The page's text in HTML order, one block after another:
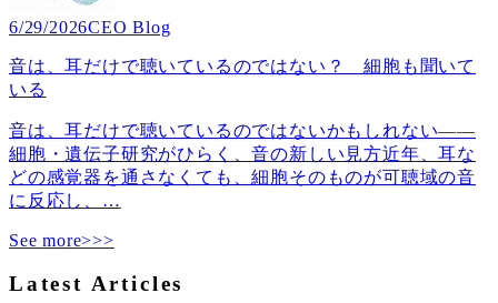
6/29/2026CEO Blog
音は、耳だけで聴いているのではない？ 細胞も聞いて
いる
音は、耳だけで聴いているのではないかもしれない――
細胞・遺伝子研究がひらく、音の新しい見方近年、耳な
どの感覚器を通さなくても、細胞そのものが可聴域の音
に反応し、 …
See more>>>
Latest Articles